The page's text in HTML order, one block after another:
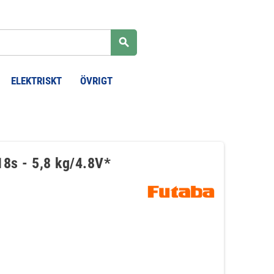
search
ELEKTRISKT ÖVRIGT
- 5,8 kg/4.8V*